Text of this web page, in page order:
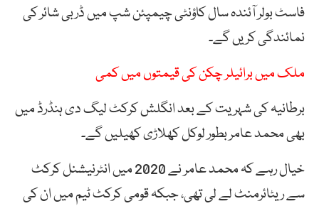
فاسٹ بولر آئندہ سال کاؤنٹی چیمپئن شپ میں ڈربی شائر کی
نمائندگی کریں گے۔
ملک میں برائیلر چکن کی قیمتوں میں کمی
برطانیہ کی شہریت کے بعد انگلش کرکٹ لیگ دی ہنڈرڈ میں
بھی محمد عامر بطور لوکل کھلاڑی کھیلیں گے۔
خیال رہے کہ محمد عامر نے 2020 میں انٹرنیشنل کرکٹ
سے ریٹائرمنٹ لے لی تھی، جبکہ قومی کرکٹ ٹیم میں ان کی